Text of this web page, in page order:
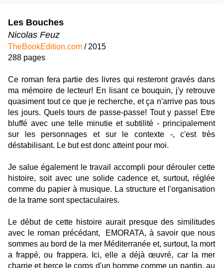
Les Bouches
Nicolas Feuz
TheBookEdition.com / 2015
288 pages
Ce roman fera partie des livres qui resteront gravés dans
ma mémoire de lecteur! En lisant ce bouquin, j'y retrouve
quasiment tout ce que je recherche, et ça n'arrive pas tous
les jours. Quels tours de passe-passe! Tout y passe! Etre
bluffé avec une telle minutie et subtilité - principalement
sur les personnages et sur le contexte -, c'est très
déstabilisant. Le but est donc atteint pour moi.
Je salue également le travail accompli pour dérouler cette
histoire, soit avec une solide cadence et, surtout, réglée
comme du papier à musique. La structure et l'organisation
de la trame sont spectaculaires.
Le début de cette histoire aurait presque des similitudes
avec le roman précédant, EMORATA, à savoir que nous
sommes au bord de la mer Méditerranée et, surtout, la mort
a frappé, ou frappera. Ici, elle a déjà œuvré, car la mer
charrie et berce le corps d'un homme comme un pantin, au